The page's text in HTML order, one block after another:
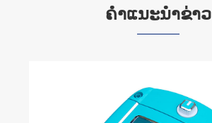
ຄໍາແນະນໍາຂ່າວ